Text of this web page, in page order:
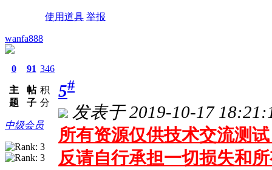
使用道具 举报
wanfa888
0
主
题
91
帖
子
346
积
分
中级会员
5#
发表于 2019-10-17
所有资源仅供技术交流测
反请自行承担一切损失和